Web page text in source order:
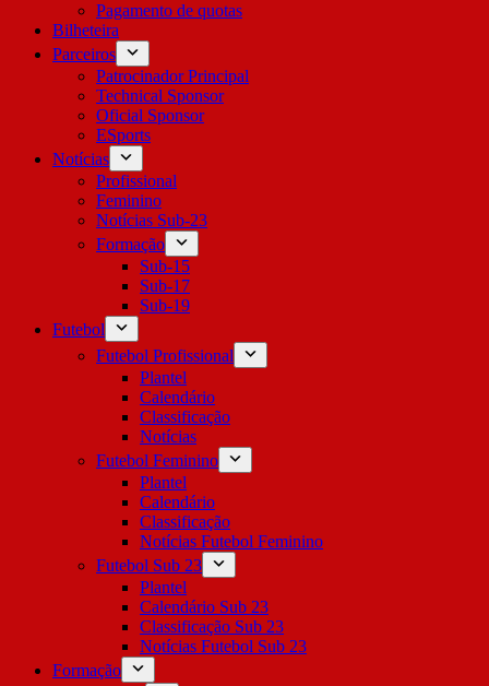
Pagamento de quotas
Bilheteira
Parceiros
Patrocinador Principal
Technical Sponsor
Oficial Sponsor
ESports
Notícias
Profissional
Feminino
Notícias Sub-23
Formação
Sub-15
Sub-17
Sub-19
Futebol
Futebol Profissional
Plantel
Calendário
Classificação
Notícias
Futebol Feminino
Plantel
Calendário
Classificação
Notícias Futebol Feminino
Futebol Sub 23
Plantel
Calendário Sub 23
Classificação Sub 23
Notícias Futebol Sub 23
Formação